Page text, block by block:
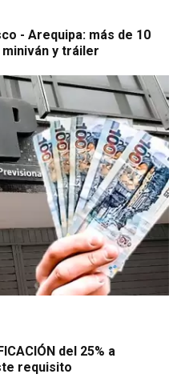
- Arequipa: más de 10
y tráiler
del 25% a
requisito